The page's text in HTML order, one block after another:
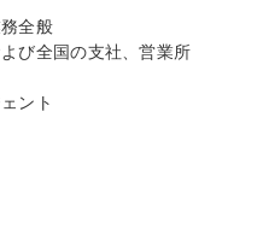
全般
び全国の支社、営業所
ント